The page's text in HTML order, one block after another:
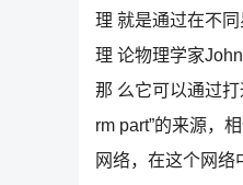
理 就是通过在不
理 论物理学家
那 么它可以通过
rm part”的来源，
网络，在这个网